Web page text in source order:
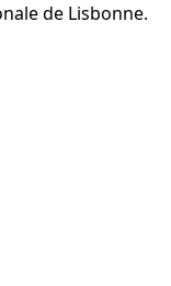
de Lisbonne.